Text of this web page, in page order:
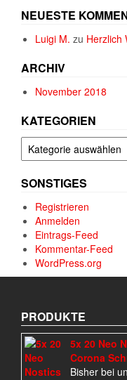
NEUESTE
Luigi M. zu Herzlich
ARCHIV
November 2018
KATEGORIEN
Kategorien
SONSTIGES
Registrieren
Anmelden
Eintrags-Feed
Kommentar-Feed
WordPress.org
PRODUKTE
5x 20 Neo
Corona
Bisher bei